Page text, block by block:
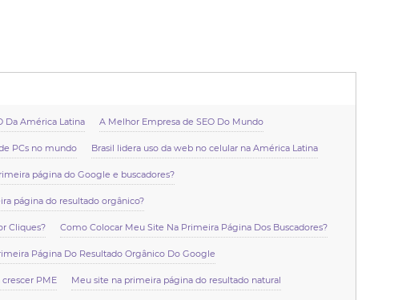
Da América Latina A Melhor Empresa de SEO Do Mundo
PCs no mundo Brasil lidera uso da web no celular na América Latina
página do Google e buscadores?
página do resultado orgânico?
Cliques? Como Colocar Meu Site Na Primeira Página Dos Buscadores?
Página Do Resultado Orgânico Do Google
PME Meu site na primeira página do resultado natural